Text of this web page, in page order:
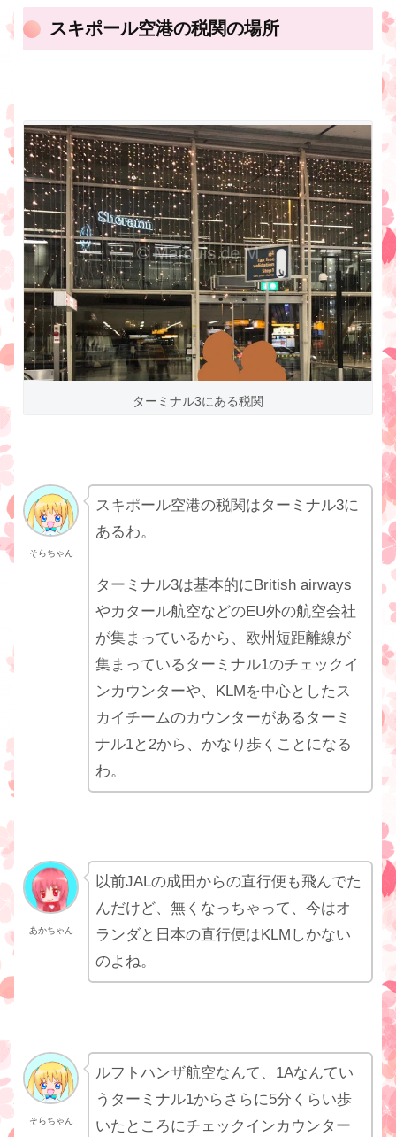
スキポール空港の税関の場所
ターミナル3にある税関
そらちゃん
スキポール空港の税関はターミナル3に
あるわ。
ターミナル3は基本的にBritish airways
やカタール航空などのEU外の航空会社
が集まっているから、欧州短距離線が
集まっているターミナル1のチェックイ
ンカウンターや、KLMを中心としたス
カイチームのカウンターがあるターミ
ナル1と2から、かなり歩くことになる
わ。
あかちゃん
以前JALの成田からの直行便も飛んでた
んだけど、無くなっちゃって、今はオ
ランダと日本の直行便はKLMしかない
のよね。
そらちゃん
ルフトハンザ航空なんて、1Aなんてい
うターミナル1からさらに5分くらい歩
いたところにチェックインカウンター